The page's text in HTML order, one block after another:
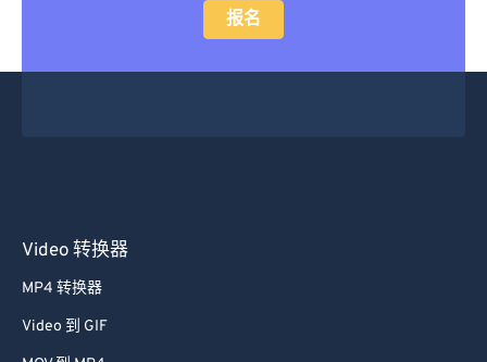
报名
Video 转换器
MP4 转换器
Video 到 GIF